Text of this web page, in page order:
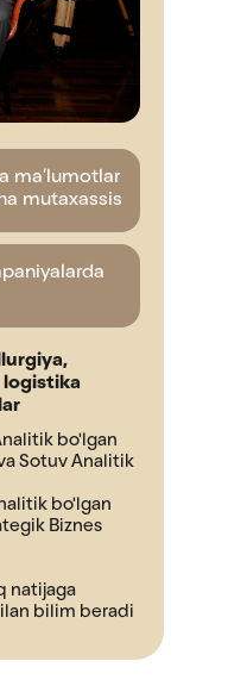
ma’lumotlar
mutaxassis
bo'lgan
Sotuv Analitik
bo'lgan
Biznes
natijaga
bilim beradi
logistika